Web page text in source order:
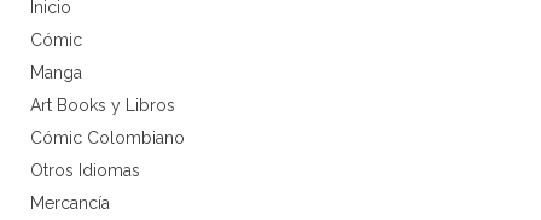
Inicio
Cómic
Manga
Art Books y Libros
Cómic Colombiano
Otros Idiomas
Mercancía